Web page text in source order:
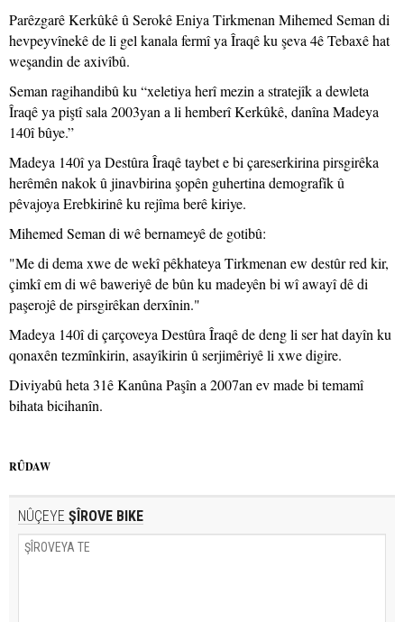
Parêzgarê Kerkûkê û Serokê Eniya Tirkmenan Mihemed Seman di
hevpeyvînekê de li gel kanala fermî ya Îraqê ku şeva 4ê Tebaxê hat
weşandin de axivîbû.
Seman ragihandibû ku “xeletiya herî mezin a stratejîk a dewleta
Îraqê ya piştî sala 2003yan a li hemberî Kerkûkê, danîna Madeya
140î bûye.”
Madeya 140î ya Destûra Îraqê taybet e bi çareserkirina pirsgirêka
herêmên nakok û jinavbirina şopên guhertina demografîk û
pêvajoya Erebkirinê ku rejîma berê kiriye.
Mihemed Seman di wê bernameyê de gotibû:
"Me di dema xwe de wekî pêkhateya Tirkmenan ew destûr red kir,
çimkî em di wê baweriyê de bûn ku madeyên bi wî awayî dê di
paşerojê de pirsgirêkan derxînin."
Madeya 140î di çarçoveya Destûra Îraqê de deng li ser hat dayîn ku
qonaxên tezmînkirin, asayîkirin û serjimêriyê li xwe digire.
Diviyabû heta 31ê Kanûna Paşîn a 2007an ev made bi temamî
bihata bicihanîn.
RÛDAW
NÛÇEYE ŞÎROVE BIKE